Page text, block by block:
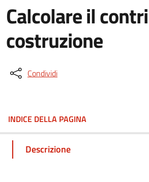
Calcolare il
costruzione
Condividi
INDICE DELLA PAGINA
Descrizione